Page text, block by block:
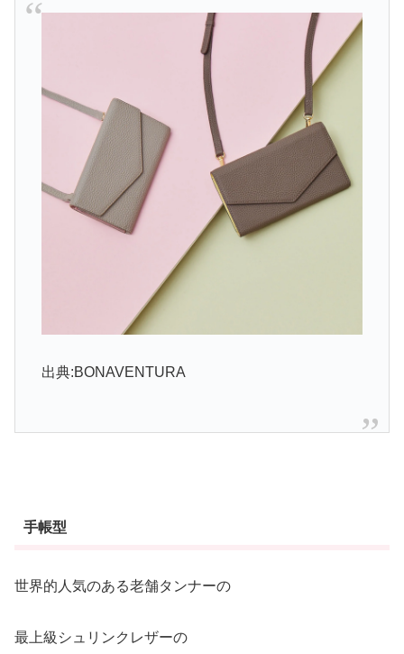
出典:BONAVENTURA
手帳型
世界的人気のある老舗タンナーの
最上級シュリンクレザーの